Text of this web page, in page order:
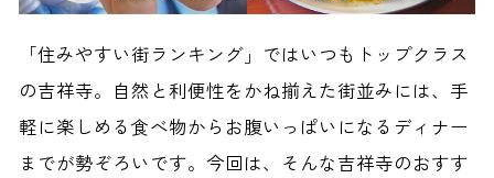
「住みやすい街ランキング」ではいつもトップクラス
の吉祥寺。自然と利便性をかね揃えた街並みには、手
軽に楽しめる食べ物からお腹いっぱいになるディナー
までが勢ぞろいです。今回は、そんな吉祥寺のおすす